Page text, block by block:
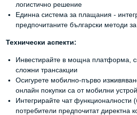
логистично решение
Единна система за плащания -
предпочитаните български методи
Технически аспекти:
Инвестирайте в мощна платформа,
сложни трансакции
Осигурете мобилно-първо
онлайн покупки са от мобилни
Интегрирайте чат функционалности
потребители предпочитат директна